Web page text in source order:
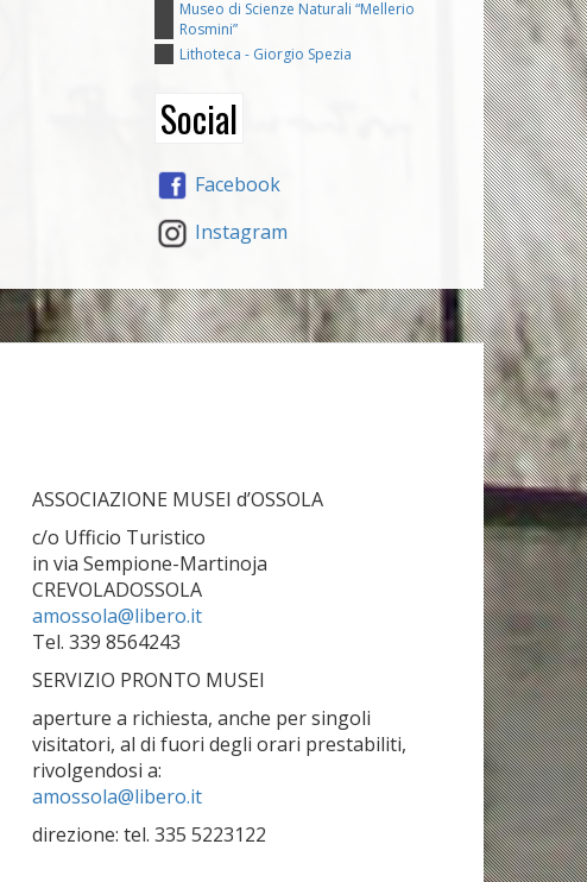
Museo di Scienze Naturali “Mellerio
Rosmini”
Lithoteca - Giorgio Spezia
Social
Facebook
Instagram
ASSOCIAZIONE MUSEI d’OSSOLA
c/o Ufficio Turistico
in via Sempione-Martinoja
CREVOLADOSSOLA
amossola@libero.it
Tel. 339 8564243
SERVIZIO PRONTO MUSEI
aperture a richiesta, anche per singoli
visitatori, al di fuori degli orari prestabiliti,
rivolgendosi a:
amossola@libero.it
direzione: tel. 335 5223122